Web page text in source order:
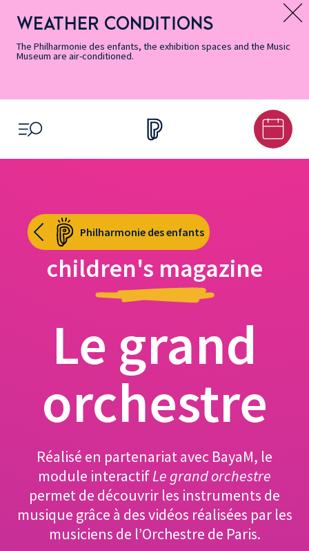
Accessibility
Informations
Menu
Menu
content
footer
Map
Search
Message d’information
WEATHER CONDITIONS
The Philharmonie des enfants, the exhibition spaces and the Music
Museum are air-conditioned.
OPEN MENU
Philharmonie des enfants
children's magazine
Le grand
orchestre
Réalisé en partenariat avec BayaM, le
module interactifLe grand orchestre
permet de découvrir les instruments de
musique grâce à des vidéos réalisées par les
musiciens de l’Orchestre de Paris.